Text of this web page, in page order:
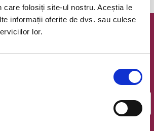
care folosiți site-ul nostru. Aceștia le
informații oferite de dvs. sau culese
lor.@ Bilete.ro